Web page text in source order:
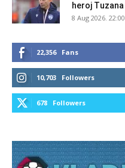
heroj Tuzana
8 Aug 2026. 22:00
22,356 Fans
10,703 Followers
678 Followers